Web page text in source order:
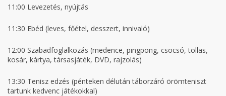
11:00 Levezetés, nyújtás
11:30 Ebéd (leves, főétel, desszert, innivaló)
12:00 Szabadfoglalkozás (medence, pingpong, csocsó, tollas,
kosár, kártya, társasjáték, DVD, rajzolás)
13:30 Tenisz edzés (pénteken délután táborzáró örömteniszt
tartunk kedvenc játékokkal)